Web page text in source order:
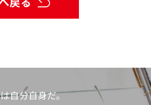
自分自身だ。